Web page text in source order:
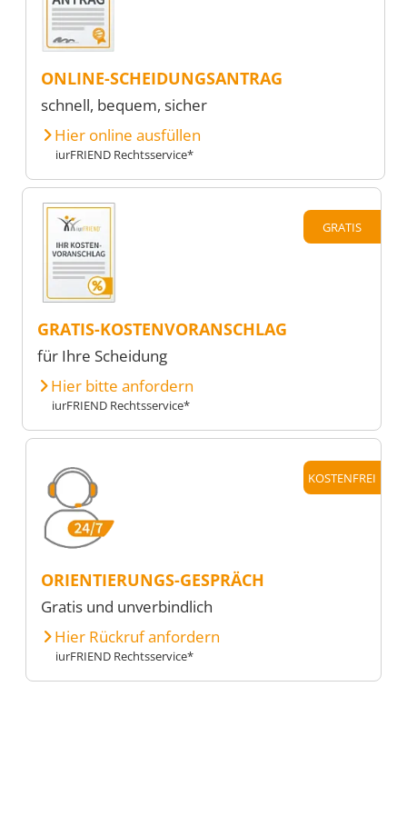
ONLINE-SCHEIDUNGSANTRAG
schnell, bequem, sicher
Hier online ausfüllen
iurFRIEND Rechtsservice*
GRATIS
GRATIS-KOSTENVORANSCHLAG
für Ihre Scheidung
Hier bitte anfordern
iurFRIEND Rechtsservice*
KOSTENFREI
ORIENTIERUNGS-GESPRÄCH
Gratis und unverbindlich
Hier Rückruf anfordern
iurFRIEND Rechtsservice*